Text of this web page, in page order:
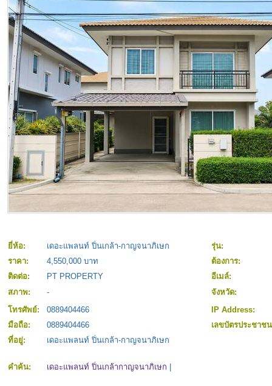
ยี่ห้อ: เดอะแพลนท์ ปิ่นเกล้า-กาญจนาภิเษก
รุ่น:
ราคา:
4,550,000 บาท
ต้องการ:
ติดต่อ:
PT PROPERTY
อีเมล์:
สภาพ:
-
จังหวัด:
โทรศัพย์:
0889404466
IP Address:
มือถือ:
0889404466
เลขบัตรประชาช
ที่อยู่:
เดอะแพลนท์ ปิ่นเกล้า-กาญจนาภิเษก
คำค้น: เดอะแพลนท์ ปิ่นเกล้ากาญจนาภิเษก